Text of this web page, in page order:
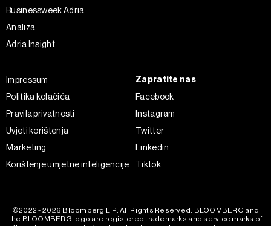
Businessweek Adria
Analiza
Adria Insight
Impressum
Politika kolačića
Pravila privatnosti
Uvjeti korištenja
Marketing
Korištenje umjetne inteligencije
Zapratite nas
Facebook
Instagram
Twitter
Linkedin
Tiktok
©2022 - 2026 Bloomberg L.P. All Rights Reserved. BLOOMBERG and
the BLOOMBERG logo are registered trademarks and service marks of